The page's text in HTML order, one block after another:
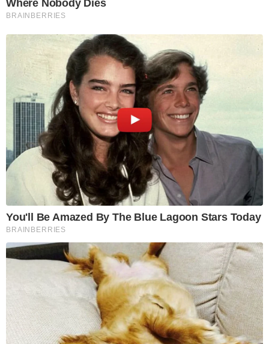
Where Nobody Dies
BRAINBERRIES
You'll Be Amazed By The Blue Lagoon Stars Today
BRAINBERRIES